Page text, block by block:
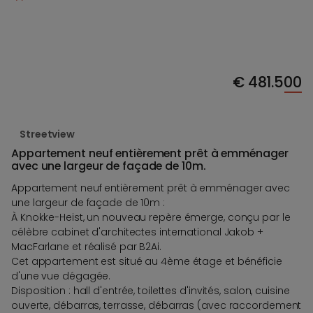
€481.500
Streetview
Appartement neuf entièrement prêt à emménager
avec une largeur de façade de 10m.
Appartement neuf entièrement prêt à emménager avec
une largeur de façade de 10m :
À Knokke-Heist, un nouveau repère émerge, conçu par le
célèbre cabinet d'architectes international Jakob +
MacFarlane et réalisé par B2Ai.
Cet appartement est situé au 4ème étage et bénéficie
d'une vue dégagée.
Disposition : hall d'entrée, toilettes d'invités, salon, cuisine
ouverte, débarras, terrasse, débarras (avec raccordement